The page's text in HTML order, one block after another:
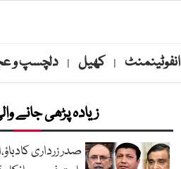
انفوٹینمنٹ | کھیل | دلچسپ و
زیادہ پڑھی جانے
صدر زرداری